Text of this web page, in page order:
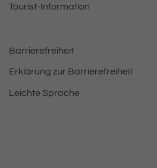
Tourist-Information
Barrierefreiheit
Erklärung zur Barrierefreiheit
Leichte Sprache